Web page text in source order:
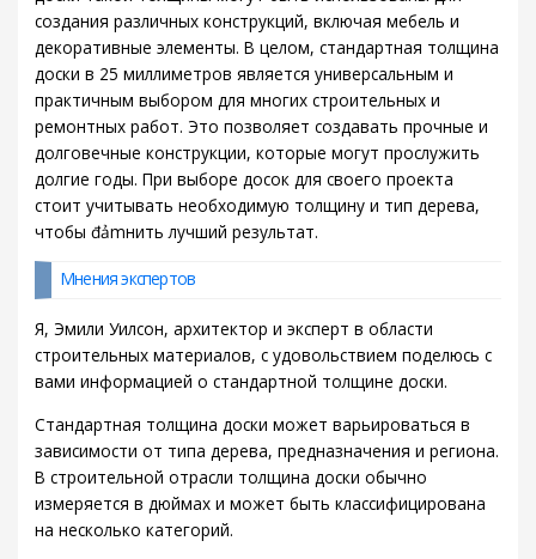
создания различных конструкций, включая мебель и
декоративные элементы. В целом, стандартная толщина
доски в 25 миллиметров является универсальным и
практичным выбором для многих строительных и
ремонтных работ. Это позволяет создавать прочные и
долговечные конструкции, которые могут прослужить
долгие годы. При выборе досок для своего проекта
стоит учитывать необходимую толщину и тип дерева,
чтобы đảmнить лучший результат.
Мнения экспертов
Я, Эмили Уилсон, архитектор и эксперт в области
строительных материалов, с удовольствием поделюсь с
вами информацией о стандартной толщине доски.
Стандартная толщина доски может варьироваться в
зависимости от типа дерева, предназначения и региона.
В строительной отрасли толщина доски обычно
измеряется в дюймах и может быть классифицирована
на несколько категорий.